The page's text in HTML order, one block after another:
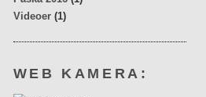
Videoer (1)
WEB KAMERA: